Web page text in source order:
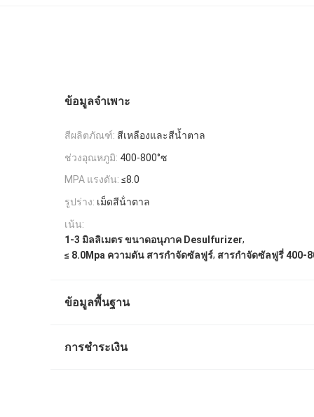
ข้อมูลจำเพาะ
สีผลิตภัณฑ์: สีเหลืองและสีน้ำตาล
ช่วงอุณหภูมิ: 400-800°ซ
MPA แรงดัน: ≤8.0
รูปร่าง: เม็ดสีน้ําตาล
เน้น:
1-3 มิลลิเมตร ขนาดอนุภาค Desulfurizer,
≤ 8.0Mpa ความดัน สารกําจัดซัลฟูร์, สารกําจัดซัลฟูรี่ 400-
ข้อมูลพื้นฐาน
การชำระเงิน